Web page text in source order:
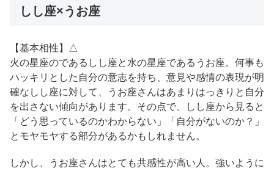
しし座×うお座
【基本相性】△
火の星座のであるしし座と水の星座であるうお座。何事も
ハッキリとした自分の意志を持ち、意見や感情の表現が明
確なしし座に対して、うお座さんはあまりはっきりと自分
を出さない傾向があります。その点で、しし座から見ると
「どう思っているのかわからない」「自分がないのか？」
とモヤモヤする部分があるかもしれません。
しかし、うお座さんはとても共感性が高い人。強いように